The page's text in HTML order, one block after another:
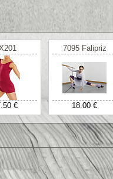
€
7095 Falipriz
18.00 €